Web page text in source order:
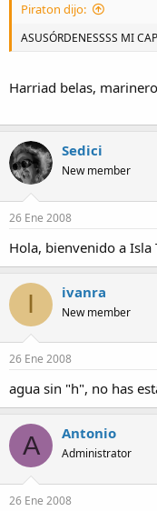
Piraton dijo:
ASUSÓRDENESSSS MI
Harriad belas,
Sedici
New member
26 Ene 2008
Hola, bienvenido a Isla
I ivanra
New member
26 Ene 2008
agua sin "h", no has
A Antonio
Administrator
26 Ene 2008